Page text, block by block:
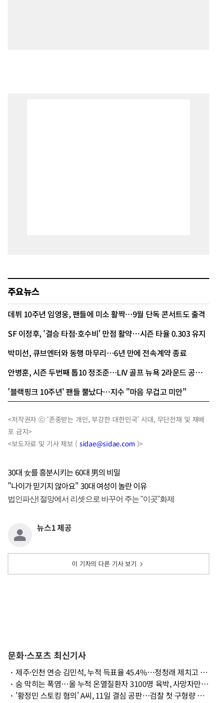
주요뉴스
데뷔 10주년 임영웅, 팬들에 미소 활짝…9월 단독 콘서트도 출격
SF 이정후, '결승 타점·호수비' 만점 활약…시즌 타율 0.303 유지
박미선, 큐브엔터와 동행 마무리…6년 만에 전속계약 종료
안병훈, 시즌 두번째 톱10 정조준…LIV 골프 뉴욕 2라운드 공동 13위
'블랙핑크 10주년' 팬들 뿔났다…지수 "마음 무겁고 미안"
<저작권자 ⓒ ‘존중받는 개인, 부강한 대한민국’ 시대, 무단전재 및 재배
포 금지>
<보도자료 및 기사 제보 ( sidae@sidae.com )>
30대 女를 흥분시키는 60대 男의 비밀
"나이가 믿기지 않아요" 30대 여성이 놀란 이유
뉴스1 제공
이 기자의 다른 기사 보기
문화·스포츠 최신기사
・
제주·인천 연승 김민석, 누적 득표율 45.4%…정청래 제치고 선두 탈환
・
숨 막히는 폭염…올 누적 온열질환자 3100명 육박, 사망자만 26명
・
'황정민 스토킹 혐의' A씨, 11일 결심 공판…검찰 첫 구형량 촉각